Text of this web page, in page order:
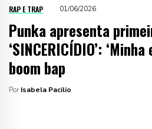
RAP E TRAP 01/06/2026
Punka apresenta
‘SINCERICÍDIO’:
boom bap
Por Isabela Pacilio